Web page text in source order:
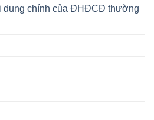
dung chính của ĐHĐCĐ thường